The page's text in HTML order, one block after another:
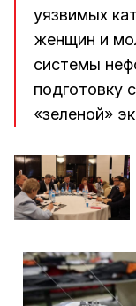
уязвимых
женщин и
системы
подготовку
«зеленой»